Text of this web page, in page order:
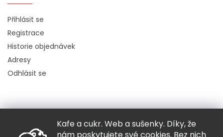
Kafe a cukr. Web a sušenky. Díky, že
Přihlásit se
Registrace
Historie objednávek
Adresy
Odhlásit se
Copyright 2026Hugo chodí bos. Všechna práva vyhrazena.